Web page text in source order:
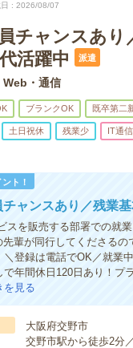
2026/08/07
チャンスあり
活躍中
派遣
Web・通信
ブランクOK 既卒第二
土日祝休 残業少 IT通
ト！
チャンスあり／残業
スを販売する部署での就
輩が同行してくださる
＼登録は電話でOK／就業
で年間休日120日あり！プ
を見る
大阪府交野市
交野市駅から徒歩2分